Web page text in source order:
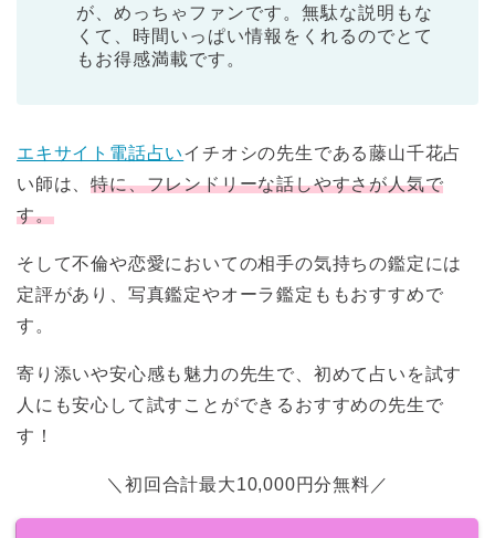
が、めっちゃファンです。無駄な説明もな
くて、時間いっぱい情報をくれるのでとて
もお得感満載です。
エキサイト電話占いイチオシの先生である藤山千花占
い師は、特に、フレンドリーな話しやすさが人気で
す。
そして不倫や恋愛においての相手の気持ちの鑑定には
定評があり、写真鑑定やオーラ鑑定ももおすすめで
す。
寄り添いや安心感も魅力の先生で、初めて占いを試す
人にも安心して試すことができるおすすめの先生で
す！
＼初回合計最大10,000円分無料／